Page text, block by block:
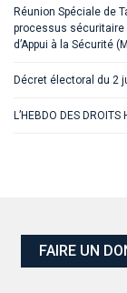
Réunion Spéciale de
processus
d’Appui à la Sécurité
Décret électoral du 2
L’HEBDO DES DROITS
FAIRE UN